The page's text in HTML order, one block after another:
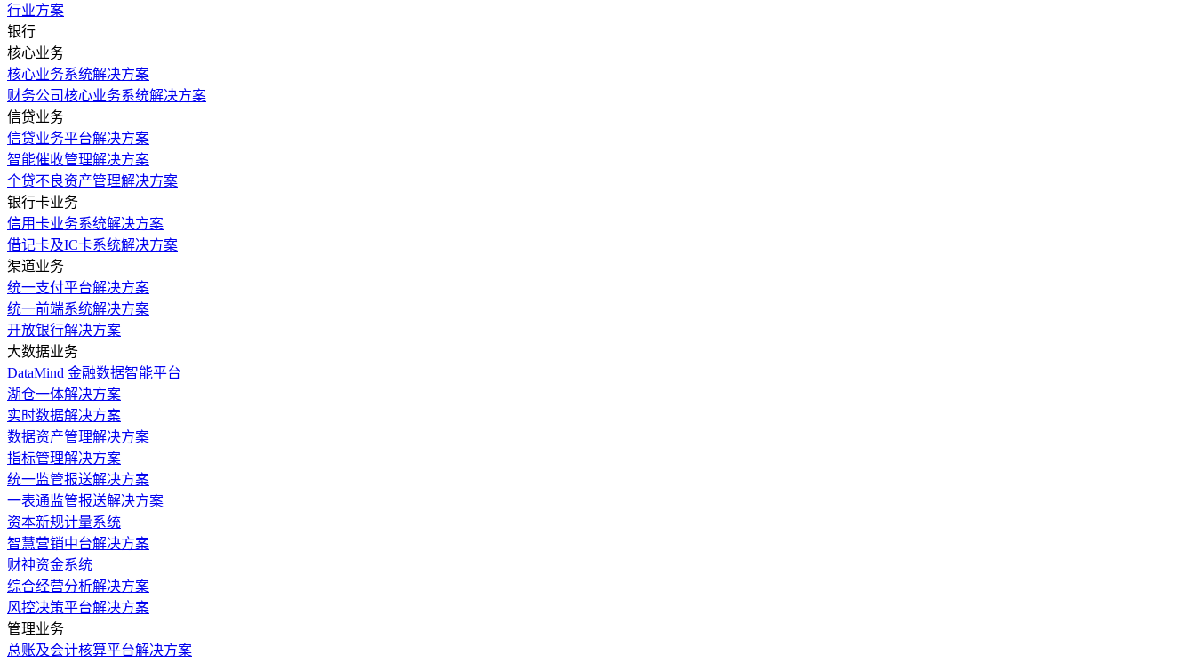
行业方案
银行
核心业务
核心业务系统解决方案
财务公司核心业务系统解决方案
信贷业务
信贷业务平台解决方案
智能催收管理解决方案
个贷不良资产管理解决方案
银行卡业务
信用卡业务系统解决方案
借记卡及IC卡系统解决方案
渠道业务
统一支付平台解决方案
统一前端系统解决方案
开放银行解决方案
大数据业务
DataMind 金融数据智能平台
湖仓一体解决方案
实时数据解决方案
数据资产管理解决方案
指标管理解决方案
统一监管报送解决方案
一表通监管报送解决方案
资本新规计量系统
智慧营销中台解决方案
财神资金系统
综合经营分析解决方案
风控决策平台解决方案
管理业务
总账及会计核算平台解决方案